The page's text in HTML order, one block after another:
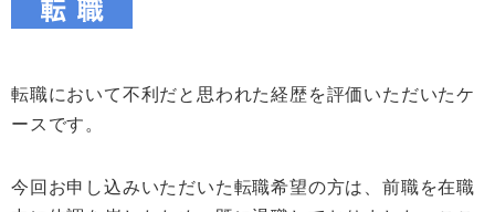
転職において不利だと思われた経歴を評価いただいたケ
ースです。
今回お申し込みいただいた転職希望の方は、前職を在職